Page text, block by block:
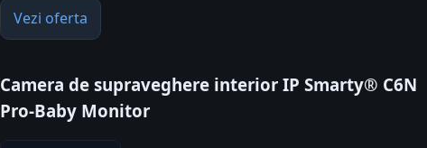
Vezi oferta
Camera de supraveghere interior IP Smarty® C6N
Pro-Baby Monitor